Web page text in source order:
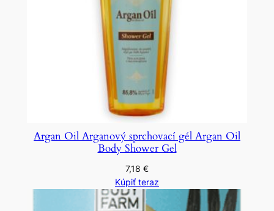
Argan Oil Arganový sprchovací gél Argan Oil
Body Shower Gel
7,18 €
Kúpiť teraz